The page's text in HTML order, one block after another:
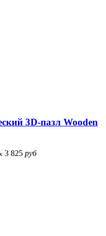
3D-пазл Wooden
3 825 руб